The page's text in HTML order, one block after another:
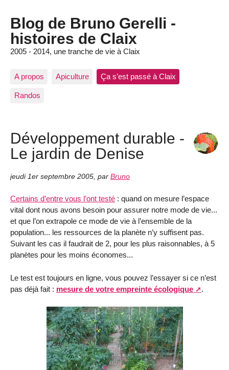
Blog de Bruno Gerelli -
histoires de Claix
2005 - 2014, une tranche de vie à Claix
A propos Apiculture Ça s’est passé à Claix
Randos
Développement durable -
Le jardin de Denise
jeudi 1er septembre 2005 par Bruno
Certains d’entre vous l’ont testé : quand on mesure l’espace
vital dont nous avons besoin pour assurer notre mode de vie...
et que l’on extrapole ce mode de vie à l’ensemble de la
population... les ressources de la planète n’y suffisent pas.
Suivant les cas il faudrait de 2, pour les plus raisonnables, à 5
planètes pour les moins économes...
Le test est toujours en ligne, vous pouvez l’essayer si ce n’est
pas déjà fait : mesure de votre empreinte écologique .